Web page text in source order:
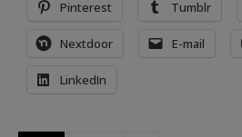
Pinterest Tumblr
Nextdoor E-mail
LinkedIn